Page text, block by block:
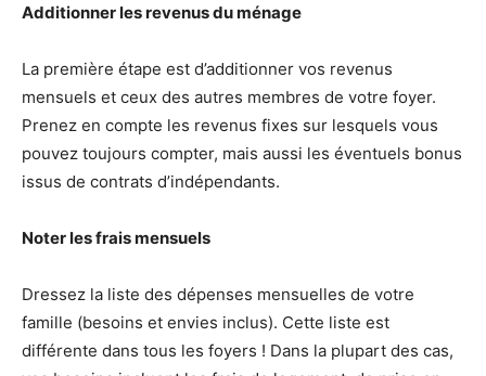
Additionner les revenus du ménage
La première étape est d’additionner vos revenus
mensuels et ceux des autres membres de votre foyer.
Prenez en compte les revenus fixes sur lesquels vous
pouvez toujours compter, mais aussi les éventuels bonus
issus de contrats d’indépendants.
Noter les frais mensuels
Dressez la liste des dépenses mensuelles de votre
famille (besoins et envies inclus). Cette liste est
différente dans tous les foyers ! Dans la plupart des cas,